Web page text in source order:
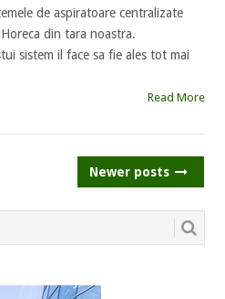
de aspiratoare centralizate
din tara noastra.
sistem il face sa fie ales tot mai
Read More
Newer posts